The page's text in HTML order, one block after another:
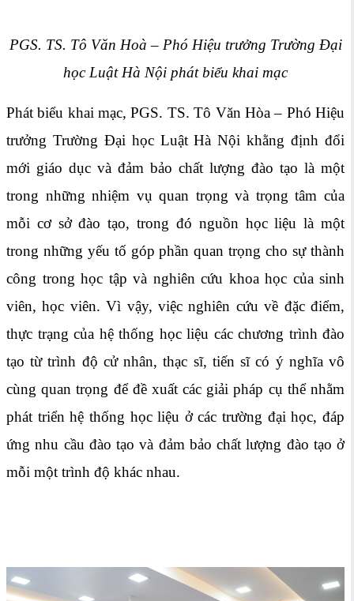
PGS. TS. Tô Văn Hoà – Phó Hiệu trưởng Trường Đại
học Luật Hà Nội phát biểu khai mạc
Phát biểu khai mạc, PGS. TS. Tô Văn Hòa – Phó Hiệu
trưởng Trường Đại học Luật Hà Nội khằng định đổi
mới giáo dục và đảm bảo chất lượng đào tạo là một
trong những nhiệm vụ quan trọng và trọng tâm của
mỗi cơ sở đào tạo, trong đó nguồn học liệu là một
trong những yếu tố góp phần quan trọng cho sự thành
công trong học tập và nghiên cứu khoa học của sinh
viên, học viên. Vì vậy, việc nghiên cứu về đặc điểm,
thực trạng của hệ thống học liệu các chương trình đào
tạo từ trình độ cử nhân, thạc sĩ, tiến sĩ có ý nghĩa vô
cùng quan trọng để đề xuất các giải pháp cụ thể nhằm
phát triển hệ thống học liệu ở các trường đại học, đáp
ứng nhu cầu đào tạo và đảm bảo chất lượng đào tạo ở
mỗi một trình độ khác nhau.